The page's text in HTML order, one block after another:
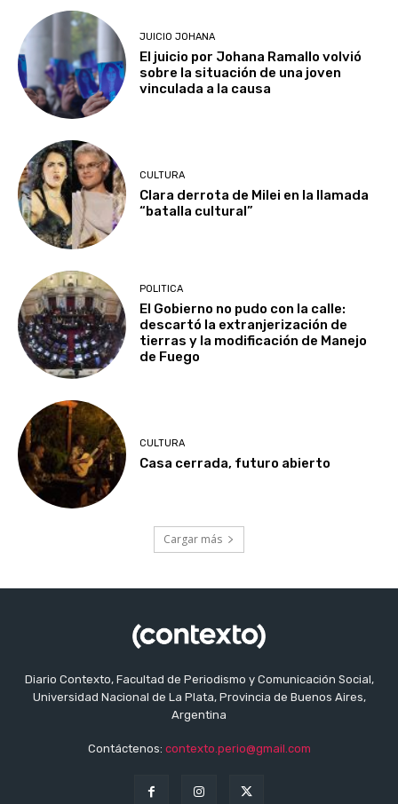
JUICIO JOHANA
El juicio por Johana Ramallo volvió
sobre la situación de una joven
vinculada a la causa
CULTURA
Clara derrota de Milei en la llamada
“batalla cultural”
POLITICA
El Gobierno no pudo con la calle:
descartó la extranjerización de
tierras y la modificación de Manejo
de Fuego
CULTURA
Casa cerrada, futuro abierto
Cargar más
Diario Contexto, Facultad de Periodismo y Comunicación Social,
Universidad Nacional de La Plata, Provincia de Buenos Aires,
Argentina
Contáctenos: contexto.perio@gmail.com